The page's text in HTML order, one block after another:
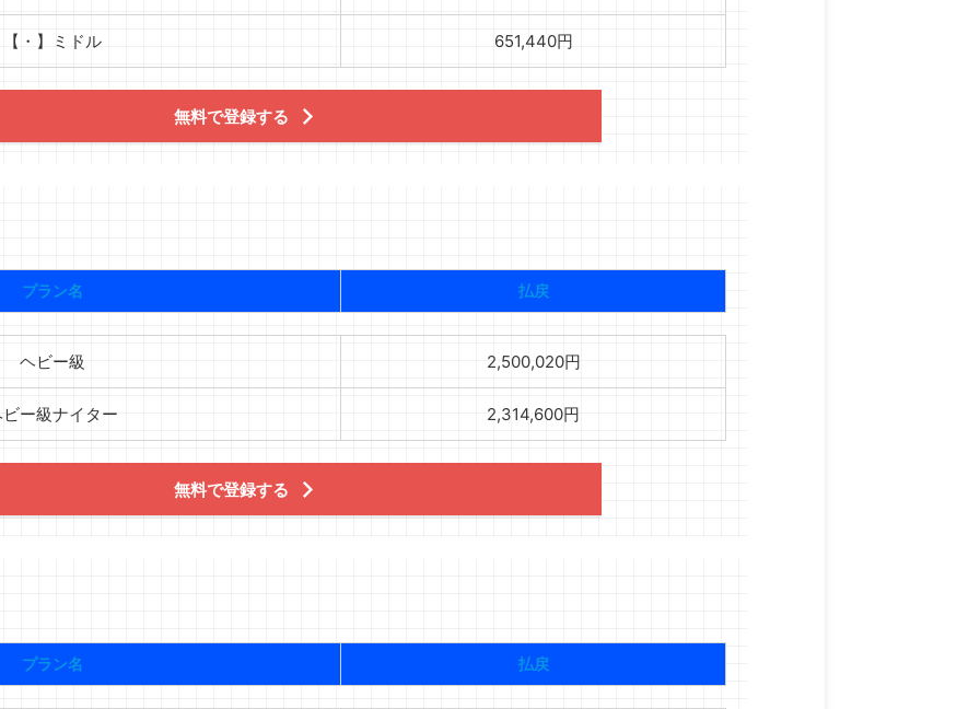
【・】ミドル 651,440円
無料で登録する
プラン名 払戻
ヘビー級 2,500,020円
ー級ナイター 2,314,600円
無料で登録する
プラン名 払戻